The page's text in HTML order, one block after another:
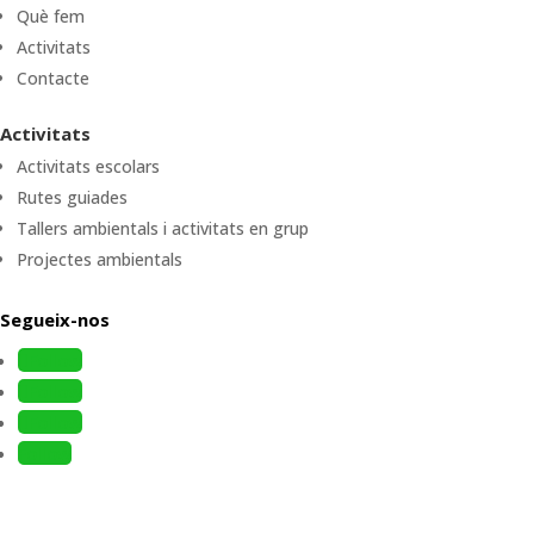
Què fem
Activitats
Contacte
Activitats
Activitats escolars
Rutes guiades
Tallers ambientals i activitats en grup
Projectes ambientals
Segueix-nos
Follow
Follow
Follow
Follow